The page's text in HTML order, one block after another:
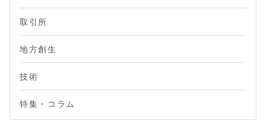
取引所
地方創生
技術
特集・コラム